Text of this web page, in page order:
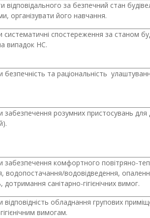
відповідального за безпечний стан
організувати його навчання.
спостереження за станом
випадок НС.
безпечність та раціональність
забезпечення розумних пристосувань для
забезпечення комфортного повітряно-
водопостачання/водовідведення,
санітарно-гігієнічних вимог.
відповідність обладнання групових
вимогам.